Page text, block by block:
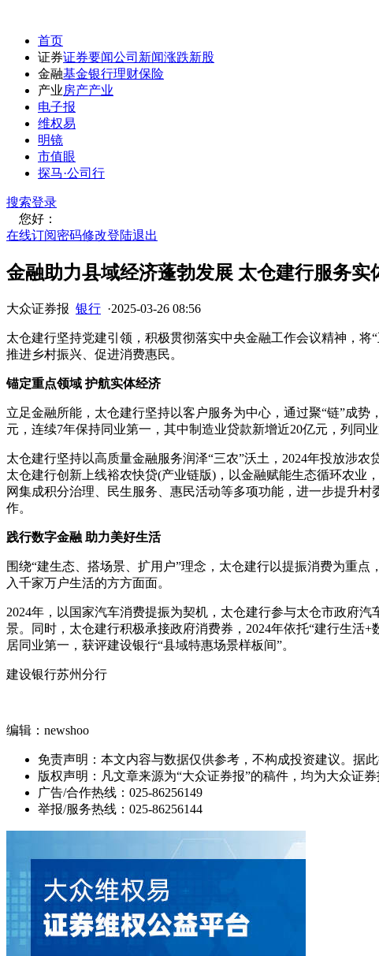
首页
证券证券要闻公司新闻涨跌新股
金融基金银行理财保险
产业房产产业
电子报
维权易
明镜
市值眼
探马·公司行
搜索登录
您好：
在线订阅密码修改登陆退出
金融助力县域经济蓬勃发展 太仓建行服务实
大众证券报 银行 ·2025-03-26 08:56
太仓建行坚持党建引领，积极贯彻落实中央金融工作会议精神，将
推进乡村振兴、促进消费惠民。
锚定重点领域 护航实体经济
立足金融所能，太仓建行坚持以客户服务为中心，通过聚“链”成
元，连续7年保持同业第一，其中制造业贷款新增近20亿元，列同
太仓建行坚持以高质量金融服务润泽“三农”沃土，2024年投放涉
太仓建行创新上线裕农快贷(产业链版)，以金融赋能生态循环农业
网集成积分治理、民生服务、惠民活动等多项功能，进一步提升
作。
践行数字金融 助力美好生活
围绕“建生态、搭场景、扩用户”理念，太仓建行以提振消费为重
入千家万户生活的方方面面。
2024年，以国家汽车消费提振为契机，太仓建行参与太仓市政府
景。同时，太仓建行积极承接政府消费券，2024年依托“建行生活
居同业第一，获评建设银行“县域特惠场景样板间”。
建设银行苏州分行
编辑：newshoo
免责声明：本文内容与数据仅供参考，不构成投资建议。据此
版权声明：凡文章来源为“大众证券报”的稿件，均为大众证
广告/合作热线：025-86256149
举报/服务热线：025-86256144